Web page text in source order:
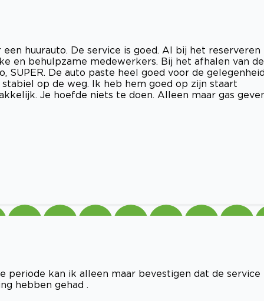
huurauto. De service is goed. Al bij het reserveren
en behulpzame medewerkers. Bij het afhalen van de
SUPER. De auto paste heel goed voor de
op de weg. Ik heb hem goed op zijn staart
Je hoefde niets te doen. Alleen maar gas
periode kan ik alleen maar bevestigen dat de service
hebben gehad .